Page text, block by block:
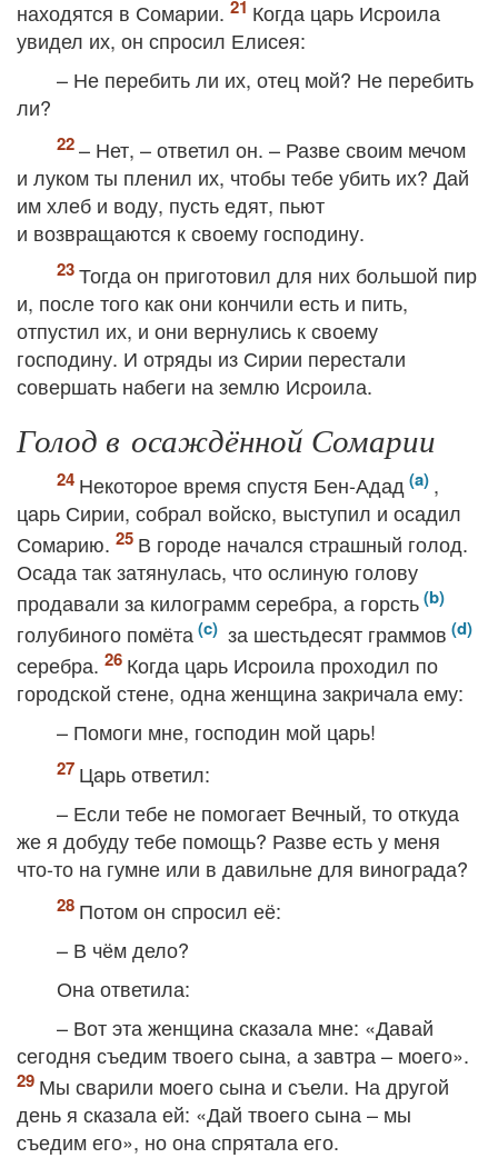
находятся в Сомарии.
Когда царь Исроила
увидел их, он спросил Елисея:
– Не перебить ли их, отец мой? Не перебить
ли?
– Нет, – ответил он. – Разве своим мечом
и луком ты пленил их, чтобы тебе убить их? Дай
им хлеб и воду, пусть едят, пьют
и возвращаются к своему господину.
Тогда он приготовил для них большой пир
и, после того как они кончили есть и пить,
отпустил их, и они вернулись к своему
господину. И отряды из Сирии перестали
совершать набеги на землю Исроила.
Голод в осаждённой Сомарии
Некоторое время спустя Бен-Адад
,
царь Сирии, собрал войско, выступил и осадил
Сомарию.
В городе начался страшный голод.
Осада так затянулась, что ослиную голову
продавали за килограмм серебра, а горсть
голубиного помёта
за шестьдесят граммов
серебра.
Когда царь Исроила проходил по
городской стене, одна женщина закричала ему:
– Помоги мне, господин мой царь!
Царь ответил:
– Если тебе не помогает Вечный, то откуда
же я добуду тебе помощь? Разве есть у меня
что-то на гумне или в давильне для винограда?
Потом он спросил её:
– В чём дело?
Она ответила:
– Вот эта женщина сказала мне: «Давай
сегодня съедим твоего сына, а завтра – моего».
Мы сварили моего сына и съели. На другой
день я сказала ей: «Дай твоего сына – мы
съедим его», но она спрятала его.